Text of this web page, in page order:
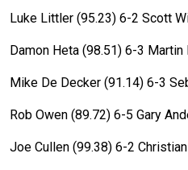
Luke Littler (95.23) 6-2 Scott
Damon Heta (98.51) 6-3 Martin
Mike De Decker (91.14) 6-3
Rob Owen (89.72) 6-5 Gary
Joe Cullen (99.38) 6-2